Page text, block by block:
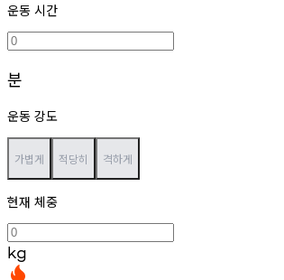
운동 시간
분
운동 강도
가볍게 적당히 격하게
현재 체중
kg